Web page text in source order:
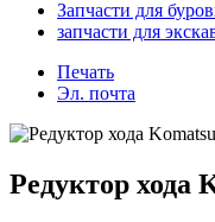
Запчасти для
запчасти для
Печать
Эл. почта
Редуктор хода